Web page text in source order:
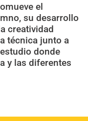
el
su desarrollo
creatividad
técnica junto a
donde
y las diferentes